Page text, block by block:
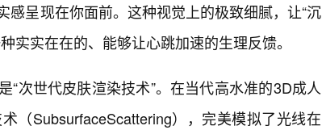
呈现在你面前。这种视觉上的极致细腻，让“沉
实实在在的、能够让心跳加速的生理反馈。
“次世代皮肤渲染技术”。在当代高水准的3D成人
（SubsurfaceScattering），完美模拟了光线在